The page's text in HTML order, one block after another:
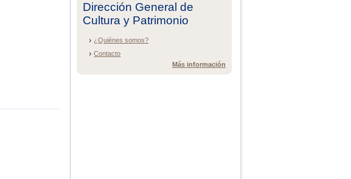
Dirección General de
Cultura y Patrimonio
¿Quiénes somos?
Contacto
Más información